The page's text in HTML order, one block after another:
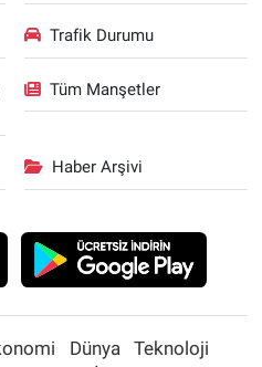
Trafik Durumu
Tüm Manşetler
Haber Arşivi
Dünya
Teknoloji